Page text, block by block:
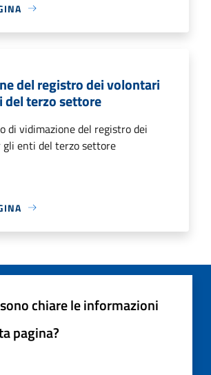
del registro dei volontari
del terzo settore
di vidimazione del registro dei
enti del terzo settore
chiare le informazioni
pagina?